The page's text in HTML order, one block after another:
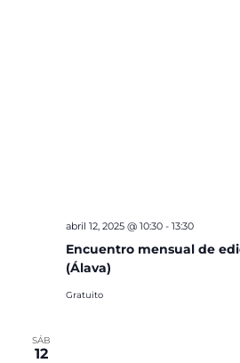
Encuentro mensual de
(Álava)
abril 12, 2025 @ 10:30- 13:30
Gratuito
SÁB
12